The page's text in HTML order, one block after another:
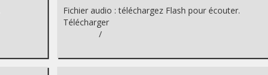
Fichier audio : téléchargez Flash pour écouter.
Télécharger
/